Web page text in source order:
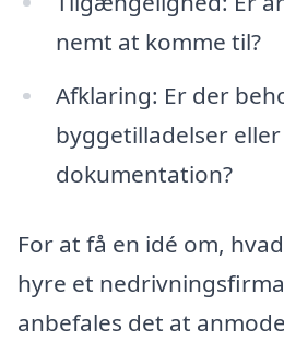
nemt at komme til?
Afklaring: Er der
byggetilladelser
dokumentation?
For at få en idé om,
hyre et
anbefales det at